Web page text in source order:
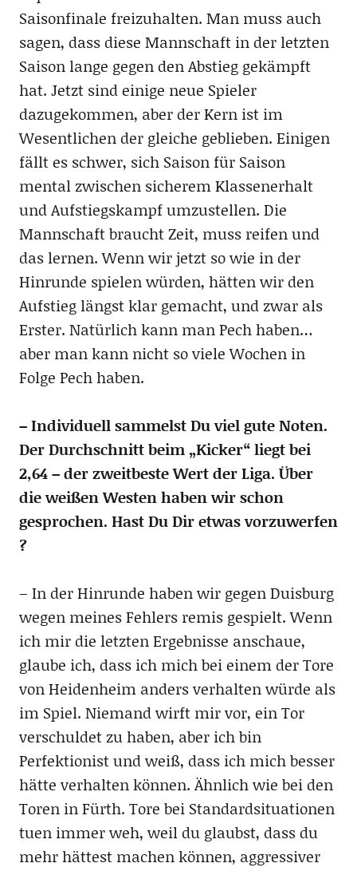
Saisonfinale freizuhalten. Man muss auch
sagen, dass diese Mannschaft in der letzten
Saison lange gegen den Abstieg gekämpft
hat. Jetzt sind einige neue Spieler
dazugekommen, aber der Kern ist im
Wesentlichen der gleiche geblieben. Einigen
fällt es schwer, sich Saison für Saison
mental zwischen sicherem Klassenerhalt
und Aufstiegskampf umzustellen. Die
Mannschaft braucht Zeit, muss reifen und
das lernen. Wenn wir jetzt so wie in der
Hinrunde spielen würden, hätten wir den
Aufstieg längst klar gemacht, und zwar als
Erster. Natürlich kann man Pech haben…
aber man kann nicht so viele Wochen in
Folge Pech haben.
– Individuell sammelst Du viel gute Noten.
Der Durchschnitt beim „Kicker“ liegt bei
2,64 – der zweitbeste Wert der Liga. Über
die weißen Westen haben wir schon
gesprochen. Hast Du Dir etwas vorzuwerfen
?
– In der Hinrunde haben wir gegen Duisburg
wegen meines Fehlers remis gespielt. Wenn
ich mir die letzten Ergebnisse anschaue,
glaube ich, dass ich mich bei einem der Tore
von Heidenheim anders verhalten würde als
im Spiel. Niemand wirft mir vor, ein Tor
verschuldet zu haben, aber ich bin
Perfektionist und weiß, dass ich mich besser
hätte verhalten können. Ähnlich wie bei den
Toren in Fürth. Tore bei Standardsituationen
tuen immer weh, weil du glaubst, dass du
mehr hättest machen können, aggressiver